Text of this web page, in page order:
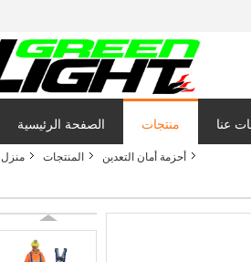
الصفحة الرئيسية منتجات عنا
منزل المنتجات أحزمة أمان التعدين